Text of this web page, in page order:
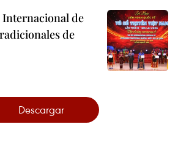
Internacional de
de
Descargar